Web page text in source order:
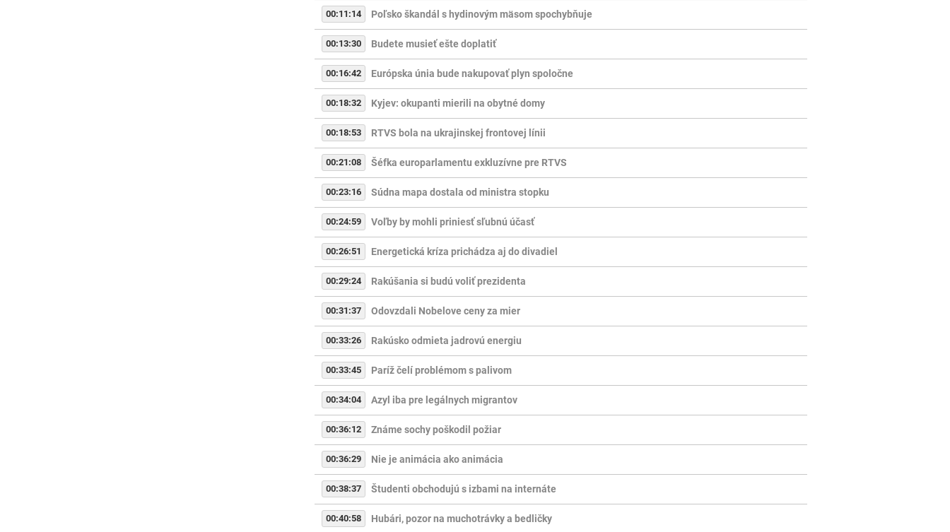
00:11:14 Poľsko škandál s hydinovým mäsom spochybňuje
00:13:30 Budete musieť ešte doplatiť
00:16:42 Európska únia bude nakupovať plyn spoločne
00:18:32 Kyjev: okupanti mierili na obytné domy
00:18:53 RTVS bola na ukrajinskej frontovej línii
00:21:08 Šéfka europarlamentu exkluzívne pre RTVS
00:23:16 Súdna mapa dostala od ministra stopku
00:24:59 Voľby by mohli priniesť sľubnú účasť
00:26:51 Energetická kríza prichádza aj do divadiel
00:29:24 Rakúšania si budú voliť prezidenta
00:31:37 Odovzdali Nobelove ceny za mier
00:33:26 Rakúsko odmieta jadrovú energiu
00:33:45 Paríž čelí problémom s palivom
00:34:04 Azyl iba pre legálnych migrantov
00:36:12 Známe sochy poškodil požiar
00:36:29 Nie je animácia ako animácia
00:38:37 Študenti obchodujú s izbami na internáte
00:40:58 Hubári, pozor na muchotrávky a bedličky